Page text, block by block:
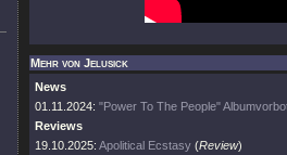
Mehr von Jelusick
News
01.11.2024: "Power To The People"
Reviews
19.10.2025: Apolitical Ecstasy (Review)